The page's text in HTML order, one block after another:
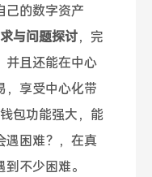
己的数字资产
与问题探讨，完
并且还能在中心
，享受中心化带
包功能强大，能
遇困难？，在真
不少困难。